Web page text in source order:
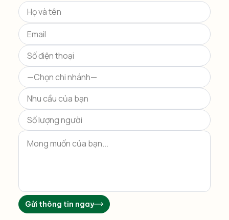
Please
leave
this
field
empty.
Gửi thông tin ngay